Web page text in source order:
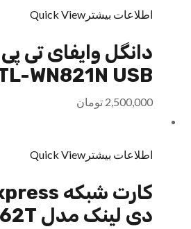
اطلاعات بیشتر Quick View
WN821N USB
2,500,000 تومان
اطلاعات بیشتر Quick View
دی لینک مدل DGE-562T